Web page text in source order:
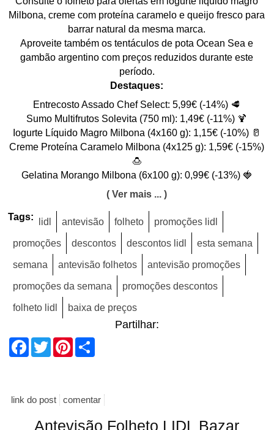
Milbona, creme com proteína caramelo e queijo fresco para
barrar natural da mesma marca.
Aproveite também os tentáculos de pota Ocean Sea e
gambão argentino com preços reduzidos durante este
período.
Destaques:
Entrecosto Assado Chef Select: 5,99€ (-14%) 🥩
Sumo Multifrutos Solevita (750 ml): 1,49€ (-11%) 🍹
Iogurte Líquido Magro Milbona (4x160 g): 1,15€ (-10%) 🥛
Creme Proteína Caramelo Milbona (4x125 g): 1,59€ (-15%)
🍮
Gelatina Morango Milbona (6x100 g): 0,99€ (-13%) 🍓
( Ver mais ... )
Tags: lidl antevisão folheto promoções lidl
promoções descontos descontos lidl esta semana
semana antevisão folhetos antevisão promoções
promoções da semana promoções descontos
folheto lidl baixa de preços
Partilhar:
Facebook
TwitterPinterest
link do post comentar
Antevisão Folheto LIDL Bazar